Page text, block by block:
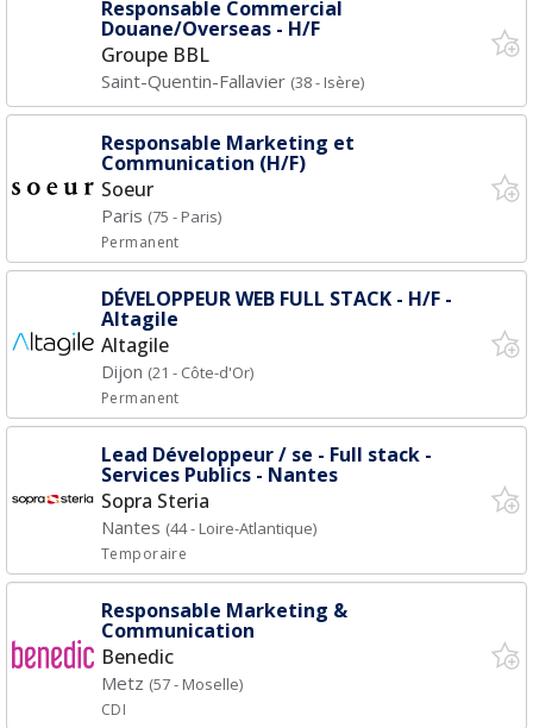
Responsable Commercial
Douane/Overseas - H/F
Groupe BBL
Saint-Quentin-Fallavier (38 - Isère)
Responsable Marketing et
Communication (H/F)
Soeur
Paris (75 - Paris)
Permanent
DÉVELOPPEUR WEB FULL STACK - H/F -
Altagile
Altagile
Dijon (21 - Côte-d'Or)
Permanent
Lead Développeur / se - Full stack -
Services Publics - Nantes
Sopra Steria
Nantes (44 - Loire-Atlantique)
Temporaire
Responsable Marketing &
Communication
Benedic
Metz (57 - Moselle)
CDI